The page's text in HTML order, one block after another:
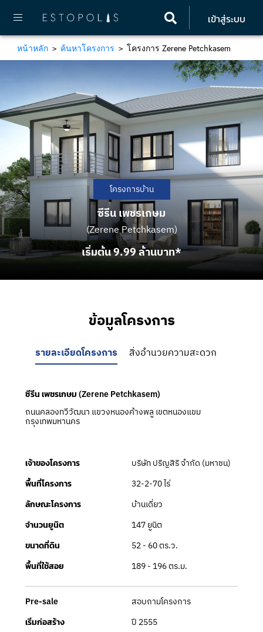
เข้าสู่ระบบ
หน้าหลัก ค้นหาโครงการ โครงการ Zerene Petchkasem
โครงการบ้าน
ซีรีน เพชรเกษม
(Zerene Petchkasem)
เริ่มต้น 9.99 ล้านบาท*
ข้อมูลโครงการ
รายละเอียดโครงการ สิ่งอำนวยความสะดวก
ซีรีน เพชรเกษม (Zerene Petchkasem)
ถนนคลองทวีวัฒนา แขวงหนองค้างพลู เขตหนองแขม
กรุงเทพมหานคร
เจ้าของโครงการ บริษัท ปริญสิริ จำกัด (มหาชน)
พื้นที่โครงการ 32-2-70 ไร่
ลักษณะโครงการ บ้านเดี่ยว
จำนวนยูนิต 147 ยูนิต
ขนาดที่ดิน 52 - 60 ตร.ว.
พื้นที่ใช้สอย 189 - 196 ตร.ม.
Pre-sale สอบถามโครงการ
เริ่มก่อสร้าง ปี 2555